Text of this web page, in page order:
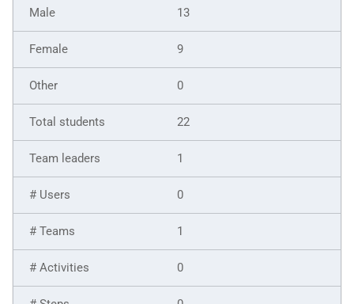
13
9
0
22
1
0
1
0